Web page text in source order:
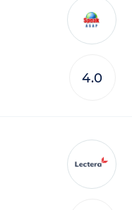
4.0